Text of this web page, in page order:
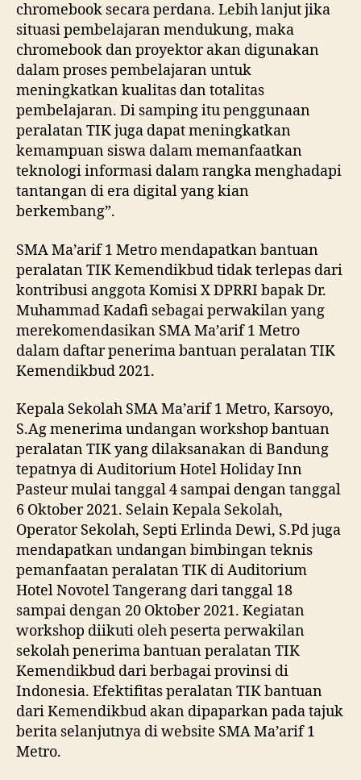
chromebook secara perdana. Lebih lanjut jika
situasi pembelajaran mendukung, maka
chromebook dan proyektor akan digunakan
dalam proses pembelajaran untuk
meningkatkan kualitas dan totalitas
pembelajaran. Di samping itu penggunaan
peralatan TIK juga dapat meningkatkan
kemampuan siswa dalam memanfaatkan
teknologi informasi dalam rangka menghadapi
tantangan di era digital yang kian
berkembang”.
SMA Ma’arif 1 Metro mendapatkan bantuan
peralatan TIK Kemendikbud tidak terlepas dari
kontribusi anggota Komisi X DPRRI bapak Dr.
Muhammad Kadafi sebagai perwakilan yang
merekomendasikan SMA Ma’arif 1 Metro
dalam daftar penerima bantuan peralatan TIK
Kemendikbud 2021.
Kepala Sekolah SMA Ma’arif 1 Metro, Karsoyo,
S.Ag menerima undangan workshop bantuan
peralatan TIK yang dilaksanakan di Bandung
tepatnya di Auditorium Hotel Holiday Inn
Pasteur mulai tanggal 4 sampai dengan tanggal
6 Oktober 2021. Selain Kepala Sekolah,
Operator Sekolah, Septi Erlinda Dewi, S.Pd juga
mendapatkan undangan bimbingan teknis
pemanfaatan peralatan TIK di Auditorium
Hotel Novotel Tangerang dari tanggal 18
sampai dengan 20 Oktober 2021. Kegiatan
workshop diikuti oleh peserta perwakilan
sekolah penerima bantuan peralatan TIK
Kemendikbud dari berbagai provinsi di
Indonesia. Efektifitas peralatan TIK bantuan
dari Kemendikbud akan dipaparkan pada tajuk
berita selanjutnya di website SMA Ma’arif 1
Metro.